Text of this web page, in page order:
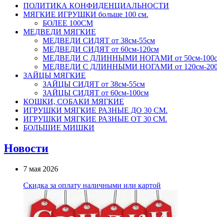
ПОЛИТИКА КОНФИДЕНЦИАЛЬНОСТИ
МЯГКИЕ ИГРУШКИ больше 100 см.
БОЛЕЕ 100СМ
МЕДВЕДИ МЯГКИЕ
МЕДВЕДИ СИДЯТ от 38см-55см
МЕДВЕДИ СИДЯТ от 60см-120см
МЕДВЕДИ С ДЛИННЫМИ НОГАМИ от 50см-
МЕДВЕДИ С ДЛИННЫМИ НОГАМИ от 120см-
ЗАЙЦЫ МЯГКИЕ
ЗАЙЦЫ СИДЯТ от 38см-55см
ЗАЙЦЫ СИДЯТ от 60см-100см
КОШКИ, СОБАКИ МЯГКИЕ
ИГРУШКИ МЯГКИЕ РАЗНЫЕ ДО 30 СМ.
ИГРУШКИ МЯГКИЕ РАЗНЫЕ ОТ 30 СМ.
БОЛЬШИЕ МИШКИ
Новости
7 мая 2026
Скидка за оплату наличными или картой